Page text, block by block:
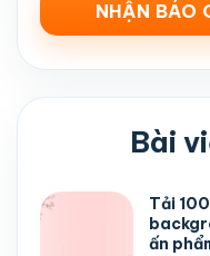
Bài
Tải
ấn